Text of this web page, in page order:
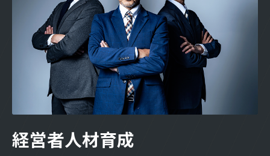
経営者人材育成